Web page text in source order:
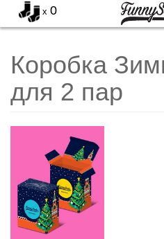
x 0
Коробка
для 2 пар